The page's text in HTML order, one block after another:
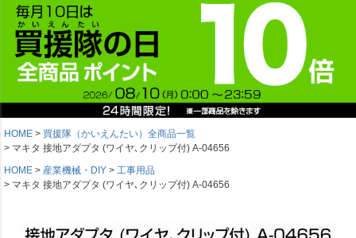
HOME
買援隊（かいえんたい）全商品一覧
マキタ 接地アダプタ (ワイヤ､クリップ付) A-04656
HOME
産業機械・DIY
工事用品
マキタ 接地アダプタ (ワイヤ､クリップ付) A-04656